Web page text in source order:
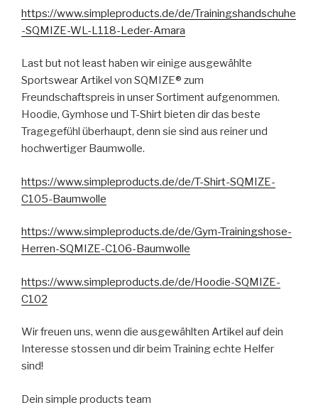
https://www.simpleproducts.de/de/Trainingshandschuhe
-SQMIZE-WL-L118-Leder-Amara
Last but not least haben wir einige ausgewählte
Sportswear Artikel von SQMIZE® zum
Freundschaftspreis in unser Sortiment aufgenommen.
Hoodie, Gymhose und T-Shirt bieten dir das beste
Tragegefühl überhaupt, denn sie sind aus reiner und
hochwertiger Baumwolle.
https://www.simpleproducts.de/de/T-Shirt-SQMIZE-
C105-Baumwolle
https://www.simpleproducts.de/de/Gym-Trainingshose-
Herren-SQMIZE-C106-Baumwolle
https://www.simpleproducts.de/de/Hoodie-SQMIZE-
C102
Wir freuen uns, wenn die ausgewählten Artikel auf dein
Interesse stossen und dir beim Training echte Helfer
sind!
Dein simple products team